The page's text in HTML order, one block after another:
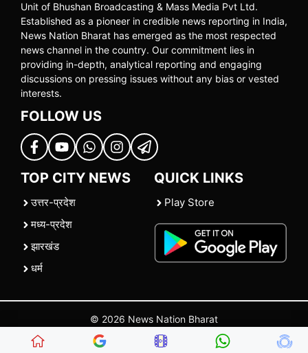
Unit of Bhushan Broadcasting & Mass Media Pvt Ltd.
Established as a pioneer in credible news reporting in India,
News Nation Bharat has emerged as the most respected
news channel in the country. Our commitment lies in
providing in-depth, analytical reporting and engaging
discussions on pressing issues without any bias or vested
interests.
FOLLOW US
TOP CITY NEWS
उत्तर-प्रदेश
मध्य-प्रदेश
झारखंड
धर्म
QUICK LINKS
Play Store
© 2026 News Nation Bharat
| |Contact Us |Policies Terms and Conditions